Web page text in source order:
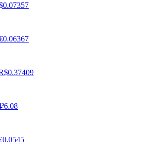
ขันทุกวัน
เข้าถึงได้ทันที
0.07357
0.06367
0.37409
₽6.08
0.0545